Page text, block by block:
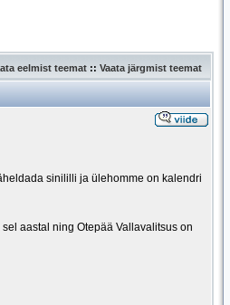
eelmist teemat :: Vaata järgmist teemat
sinililli ja ülehomme on kalendri
aastal ning Otepää Vallavalitsus on